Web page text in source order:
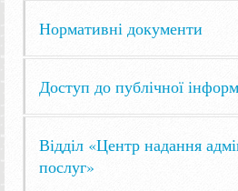
Нормативні документи
Доступ до публічної
Відділ «Центр надання
послуг»